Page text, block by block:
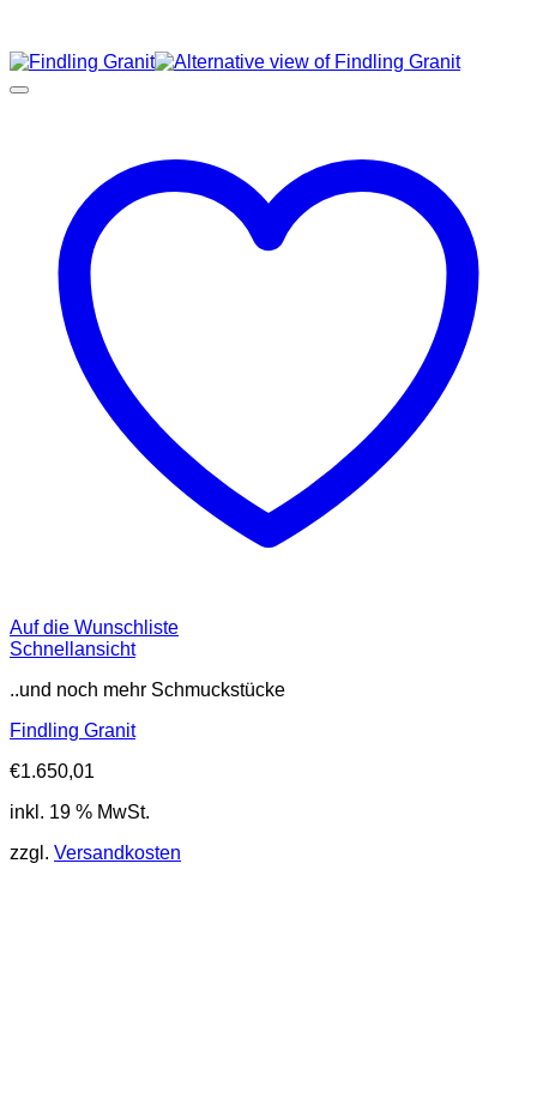
Auf die Wunschliste
Schnellansicht
..und noch mehr Schmuckstücke
Findling Granit
€1.650,01
inkl. 19 % MwSt.
zzgl. Versandkosten